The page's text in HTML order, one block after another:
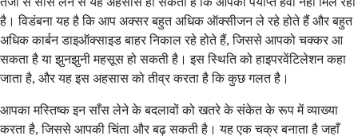
है। विडंबना यह है कि आप अक्सर बहुत अधिक ऑक्सीजन ले रहे होते हैं और बहुत
अधिक कार्बन डाइऑक्साइड बाहर निकाल रहे होते हैं, जिससे आपको चक्कर आ
सकता है या झुनझुनी महसूस हो सकती है। इस स्थिति को हाइपरवेंटिलेशन कहा
जाता है, और यह इस अहसास को तीव्र करता है कि कुछ गलत है।
आपका मस्तिष्क इन साँस लेने के बदलावों को खतरे के संकेत के रूप में व्याख्या
करता है, जिससे आपकी चिंता और बढ़ सकती है। यह एक चक्र बनाता है जहाँ